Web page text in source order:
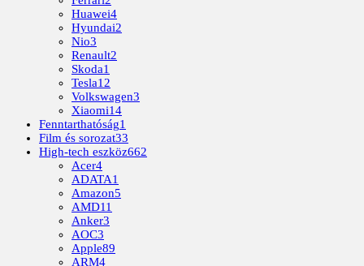
Huawei4
Hyundai2
Nio3
Renault2
Skoda1
Tesla12
Volkswagen3
Xiaomi14
Fenntarthatóság1
Film és sorozat33
High-tech eszköz662
Acer4
ADATA1
Amazon5
AMD11
Anker3
AOC3
Apple89
ARM4